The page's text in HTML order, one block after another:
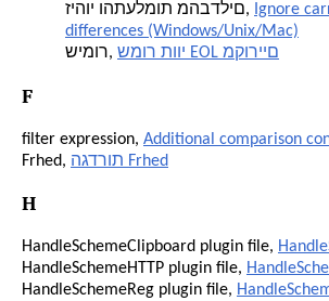
זיהוי והתעלמות מהבדלים, Ignore
differences (Windows/Unix/Mac)
שימור, שמור תווי EOL מקוריים
F
filter expression, Additional comparison
Frhed, הגדרות Frhed
H
HandleSchemeClipboard plugin file,
HandleSchemeHTTP plugin file,
HandleSchemeReg plugin file,